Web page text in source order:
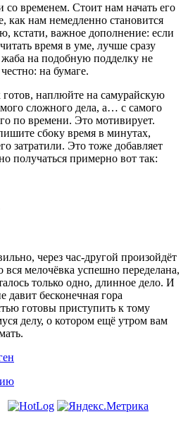
со временем. Стоит нам начать его
как нам немедленно становится
кстати, важное дополнение: если
время в уме, лучше сразу
жаба на подобную подделку не
на бумаге.
готов, наплюйте на самурайскую
сложного дела, а… с самого
по времени. Это мотивирует.
сбоку время в минутах,
затратили. Это тоже добавляет
получаться примерно вот так:
через час-другой произойдёт
мелочёвка успешно переделана,
только одно, длинное дело. И
давит бесконечная гора
готовы приступить к тому
делу, о котором ещё утром вам